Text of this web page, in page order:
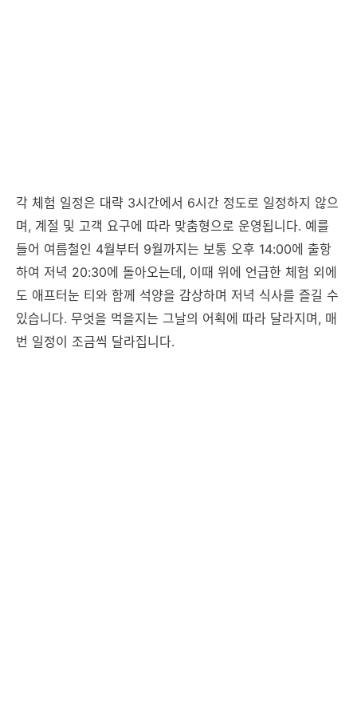
각 체험 일정은 대략 3시간에서 6시간 정도로 일정하지 않으
며, 계절 및 고객 요구에 따라 맞춤형으로 운영됩니다. 예를
들어 여름철인 4월부터 9월까지는 보통 오후 14:00에 출항
하여 저녁 20:30에 돌아오는데, 이때 위에 언급한 체험 외에
도 애프터눈 티와 함께 석양을 감상하며 저녁 식사를 즐길 수
있습니다. 무엇을 먹을지는 그날의 어획에 따라 달라지며, 매
번 일정이 조금씩 달라집니다.